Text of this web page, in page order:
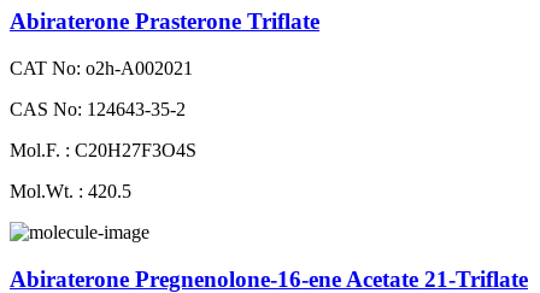
Abiraterone Prasterone Triflate
CAT No: o2h-A002021
CAS No: 124643-35-2
Mol.F. : C20H27F3O4S
Mol.Wt. : 420.5
Abiraterone Pregnenolone-16-ene Acetate 21-Triflate